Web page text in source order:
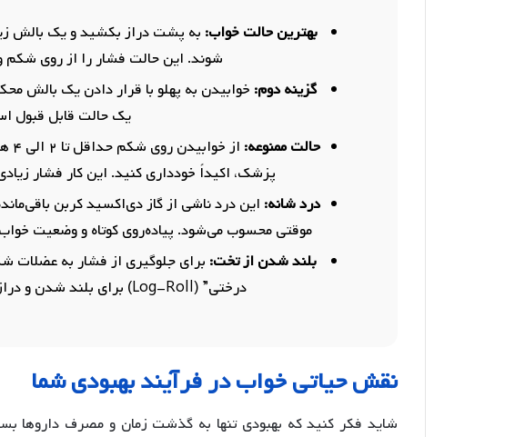
بهترین حالت خواب: به پشت دراز بکشید و یک بالش
شوند. این حالت فشار را از روی شکم
گزینه دوم: خوابیدن به پهلو با قرار دادن یک بالش
یک حالت قابل قبول
حالت ممنوعه:
پزشک، اکیداً خودداری کنید. این کار فشار
درد شانه: این درد ناشی از گاز دی‌اکسید کربن
موقتی محسوب می‌شود. پیاده‌روی کوتاه و وضعیت
بلند شدن از تخت: برای جلوگیری از فشار به عضلات
درختی” (Log-Roll) برای بلند شدن و دراز کشیدن استفاده کنید.
نقش حیاتی خواب در فرآیند بهبودی شما
شاید فکر کنید که بهبودی تنها به گذشت زمان و مصرف داروها